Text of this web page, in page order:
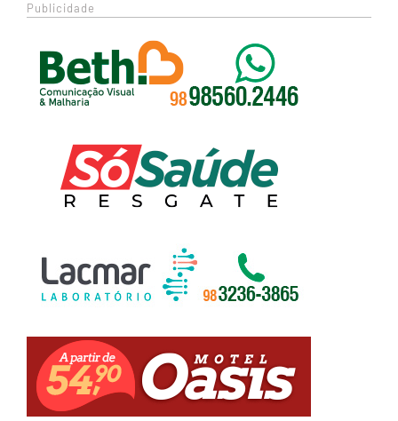
Publicidade